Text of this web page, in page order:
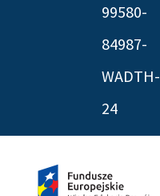
99580-
84987-
WADTH-
24